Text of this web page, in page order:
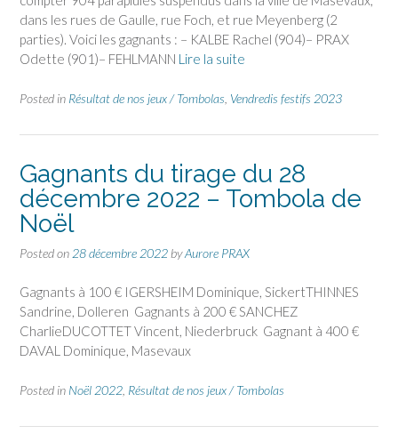
dans les rues de Gaulle, rue Foch, et rue Meyenberg (2
parties). Voici les gagnants : – KALBE Rachel (904)– PRAX
Odette (901)– FEHLMANN Lire la suite
Posted in Résultat de nos jeux / Tombolas Vendredis festifs 2023
Gagnants du tirage du 28
décembre 2022 – Tombola de
Noël
Posted on 28 décembre 2022 byAurore PRAX
Gagnants à 100 € IGERSHEIM Dominique, SickertTHINNES
Sandrine, Dolleren Gagnants à 200 € SANCHEZ
CharlieDUCOTTET Vincent, Niederbruck Gagnant à 400 €
DAVAL Dominique, Masevaux
Posted in Noël 2022 Résultat de nos jeux / Tombolas